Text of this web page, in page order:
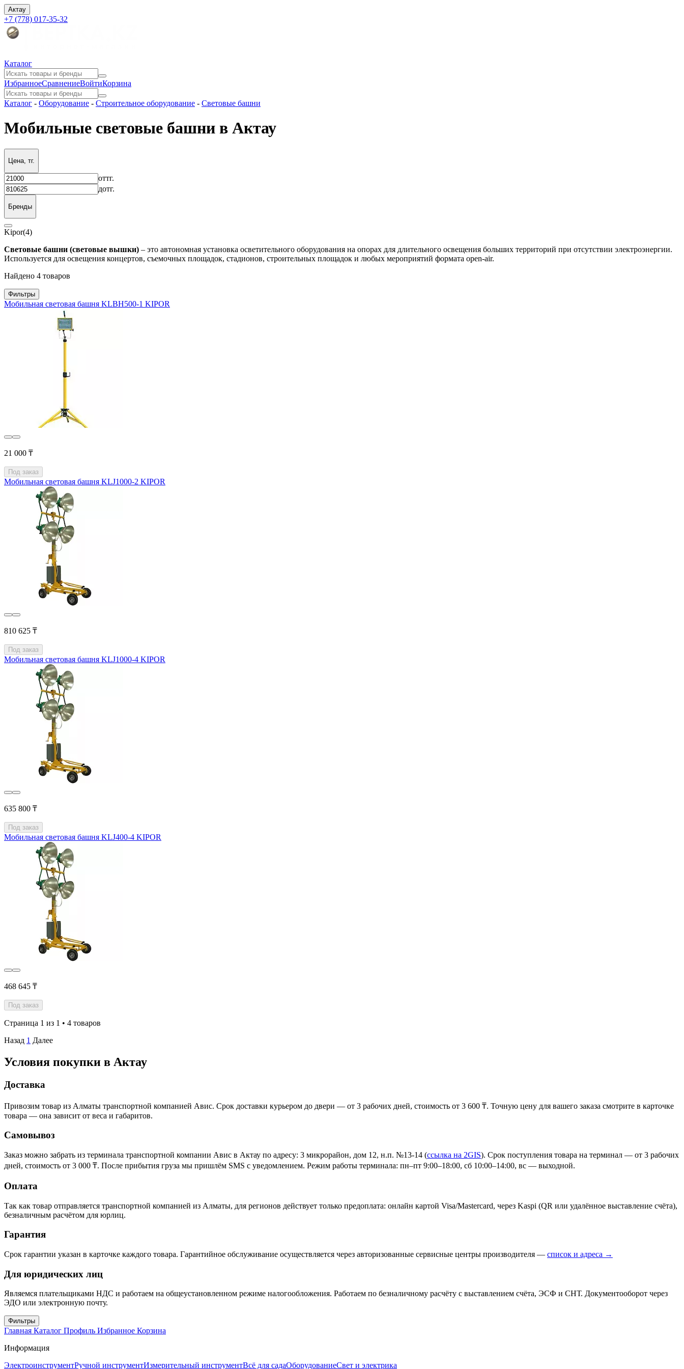
Актау
+7 (778) 017-35-32
Каталог
ИзбранноеСравнениеВойтиКорзина
Каталог - Оборудование - Строительное оборудование - Световые башни
Мобильные световые башни в Актау
Цена, тг.
оттг.
дотг.
Бренды
Kipor(4)
Световые башни (световые вышки) – это автономная установка осветительного оборудования на опорах для длительного освещения больших территорий при отсутствии электроэнергии.
Используется для освещения концертов, съемочных площадок, стадионов, строительных площадок и любых мероприятий формата open-air.
Найдено 4 товаров
Фильтры
Мобильная световая башня KLBH500-1 KIPOR
21 000 ₸
Под заказ
Мобильная световая башня KLJ1000-2 KIPOR
810 625 ₸
Под заказ
Мобильная световая башня KLJ1000-4 KIPOR
635 800 ₸
Под заказ
Мобильная световая башня KLJ400-4 KIPOR
468 645 ₸
Под заказ
Страница 1 из 1 • 4 товаров
Назад 1 Далее
Условия покупки в Актау
Доставка
Привозим товар из Алматы транспортной компанией Авис. Срок доставки курьером до двери — от 3 рабочих дней, стоимость от 3 600 ₸. Точную цену для вашего заказа смотрите в карточке
товара — она зависит от веса и габаритов.
Самовывоз
Заказ можно забрать из терминала транспортной компании Авис в Актау по адресу: 3 микрорайон, дом 12, н.п. №13-14 (ссылка на 2GIS). Срок поступления товара на терминал — от 3 рабочих
дней, стоимость от 3 000 ₸. После прибытия груза мы пришлём SMS с уведомлением. Режим работы терминала: пн–пт 9:00–18:00, сб 10:00–14:00, вс — выходной.
Оплата
Так как товар отправляется транспортной компанией из Алматы, для регионов действует только предоплата: онлайн картой Visa/Mastercard, через Kaspi (QR или удалённое выставление счёта),
безналичным расчётом для юрлиц.
Гарантия
Срок гарантии указан в карточке каждого товара. Гарантийное обслуживание осуществляется через авторизованные сервисные центры производителя — список и адреса →
Для юридических лиц
Являемся плательщиками НДС и работаем на общеустановленном режиме налогообложения. Работаем по безналичному расчёту с выставлением счёта, ЭСФ и СНТ. Документооборот через
ЭДО или электронную почту.
Фильтры
Главная Каталог Профиль Избранное Корзина
Информация
ЭлектроинструментРучной инструментИзмерительный инструментВсё для садаОборудованиеСвет и электрика